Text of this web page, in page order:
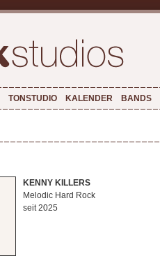
TONSTUDIO KALENDER BANDS
KENNY KILLERS
Melodic Hard Rock
seit 2025